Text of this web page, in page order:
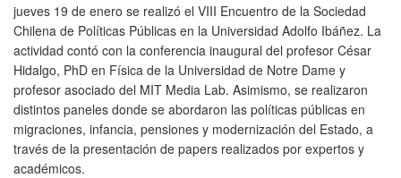
jueves 19 de enero se realizó el VIII Encuentro de la Sociedad
Chilena de Políticas Públicas en la Universidad Adolfo Ibáñez. La
actividad contó con la conferencia inaugural del profesor César
Hidalgo, PhD en Física de la Universidad de Notre Dame y
profesor asociado del MIT Media Lab. Asimismo, se realizaron
distintos paneles donde se abordaron las políticas públicas en
migraciones, infancia, pensiones y modernización del Estado, a
través de la presentación de papers realizados por expertos y
académicos.